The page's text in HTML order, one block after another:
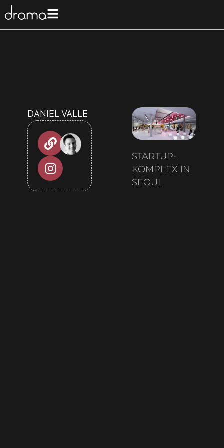
DANIEL VALLE
STARTUP-
KOMPLEX IN
SEOUL